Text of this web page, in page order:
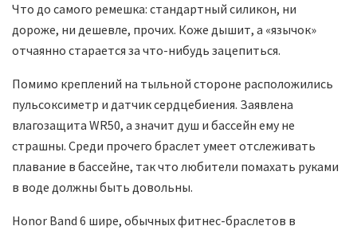
Что до самого ремешка: стандартный силикон, ни
дороже, ни дешевле, прочих. Коже дышит, а «язычок»
отчаянно старается за что-нибудь зацепиться.
Помимо креплений на тыльной стороне расположились
пульсоксиметр и датчик сердцебиения. Заявлена
влагозащита WR50, а значит душ и бассейн ему не
страшны. Среди прочего браслет умеет отслеживать
плавание в бассейне, так что любители помахать руками
в воде должны быть довольны.
Honor Band 6 шире, обычных фитнес-браслетов в